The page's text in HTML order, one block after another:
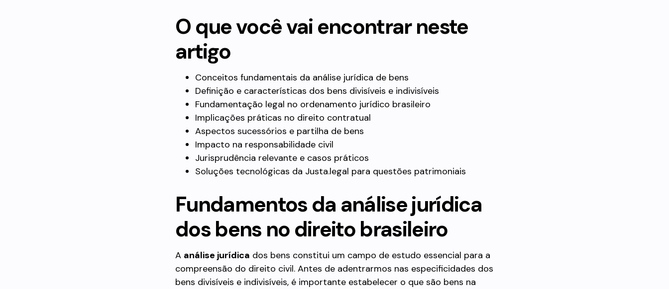
O que você vai encontrar neste
artigo
Conceitos fundamentais da análise jurídica de bens
Definição e características dos bens divisíveis e indivisíveis
Fundamentação legal no ordenamento jurídico brasileiro
Implicações práticas no direito contratual
Aspectos sucessórios e partilha de bens
Impacto na responsabilidade civil
Jurisprudência relevante e casos práticos
Soluções tecnológicas da Justa.legal para questões patrimoniais
Fundamentos da análise jurídica
dos bens no direito brasileiro
A análise jurídica dos bens constitui um campo de estudo essencial para a
compreensão do direito civil. Antes de adentrarmos nas especificidades dos
bens divisíveis e indivisíveis, é importante estabelecer o que são bens na